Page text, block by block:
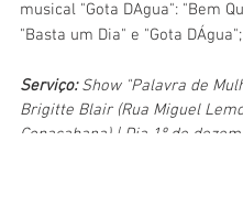
musical "Gota DAgua": "Bem
"Basta um Dia" e "Gota DÁgua";
Serviço: Show "Palavra de
Brigitte Blair (Rua Miguel
Copacabana) | Dia 1º de